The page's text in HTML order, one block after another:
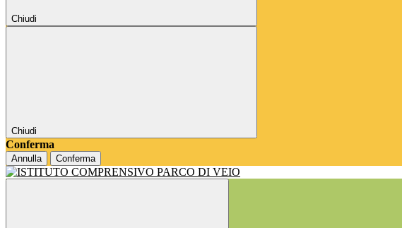
Chiudi
Chiudi
Conferma
Annulla Conferma